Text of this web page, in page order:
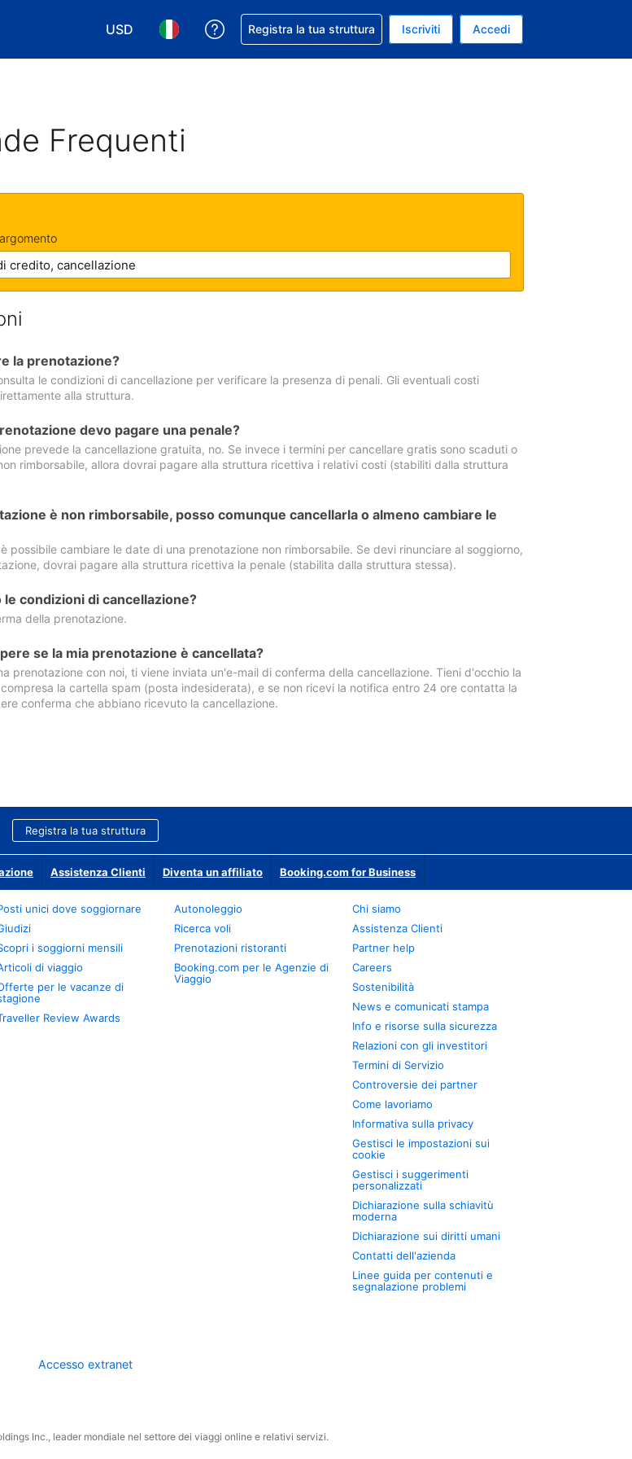
USD
Scegli la tua valuta. Valuta attuale: Dollaro statunitense
Scegli la tua lingua. Lingua attuale: Italiano
Ricevi aiuto con la prenotazione
Registra la tua struttura Iscriviti Accedi
Frequenti
la prenotazione?
le condizioni di cancellazione per verificare la presenza di penali. Gli eventuali costi
alla struttura.
devo pagare una penale?
prevede la cancellazione gratuita, no. Se invece i termini per cancellare gratis sono scaduti o
rimborsabile, allora dovrai pagare alla struttura ricettiva i relativi costi (stabiliti dalla struttura
è non rimborsabile, posso comunque cancellarla o almeno cambiare le
possibile cambiare le date di una prenotazione non rimborsabile. Se devi rinunciare al soggiorno,
dovrai pagare alla struttura ricettiva la penale (stabilita dalla struttura stessa).
le condizioni di cancellazione?
della prenotazione.
se la mia prenotazione è cancellata?
prenotazione con noi, ti viene inviata un'e-mail di conferma della cancellazione. Tieni d'occhio la
la cartella spam (posta indesiderata), e se non ricevi la notifica entro 24 ore contatta la
conferma che abbiano ricevuto la cancellazione.
Registra la tua struttura
Assistenza Clienti Diventa un affiliato Booking.com for Business
unici dove soggiornare
i soggiorni mensili
di viaggio
per le vacanze di
Review Awards
Autonoleggio
Ricerca voli
Prenotazioni ristoranti
Booking.com per le Agenzie di
Viaggio
Chi siamo
Assistenza Clienti
Partner help
Careers
Sostenibilità
News e comunicati stampa
Info e risorse sulla sicurezza
Relazioni con gli investitori
Termini di Servizio
Controversie dei partner
Come lavoriamo
Informativa sulla privacy
Gestisci le impostazioni sui
cookie
Gestisci i suggerimenti
personalizzati
Dichiarazione sulla schiavitù
moderna
Dichiarazione sui diritti umani
Contatti dell'azienda
Linee guida per contenuti e
segnalazione problemi
Accesso extranet
Inc., leader mondiale nel settore dei viaggi online e relativi servizi.